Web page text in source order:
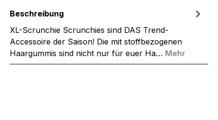
Beschreibung
XL-Scrunchie Scrunchies sind DAS Trend-
Accessoire der Saison! Die mit stoffbezogenen
Haargummis sind nicht nur für euer Ha… Mehr